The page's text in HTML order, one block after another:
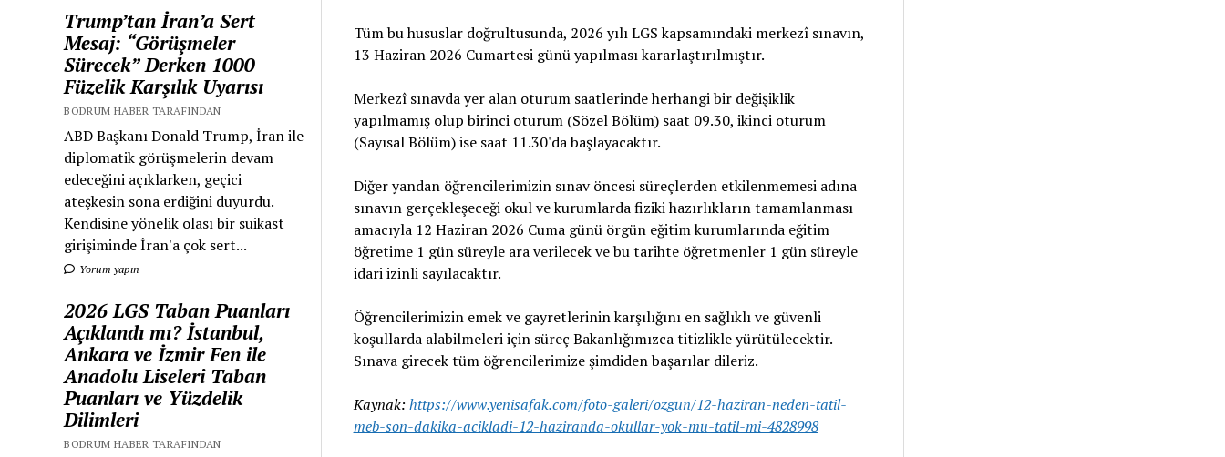
Trump’tan İran’a Sert
Mesaj: “Görüşmeler
Sürecek” Derken 1000
Füzelik Karşılık Uyarısı
BODRUM HABER TARAFINDAN
ABD Başkanı Donald Trump, İran ile
diplomatik görüşmelerin devam
edeceğini açıklarken, geçici
ateşkesin sona erdiğini duyurdu.
Kendisine yönelik olası bir suikast
girişiminde İran'a çok sert...
Yorum yapın
2026 LGS Taban Puanları
Açıklandı mı? İstanbul,
Ankara ve İzmir Fen ile
Anadolu Liseleri Taban
Puanları ve Yüzdelik
Dilimleri
BODRUM HABER TARAFINDAN
Tüm bu hususlar doğrultusunda, 2026 yılı LGS kapsamındaki merkezî sınavın,
13 Haziran 2026 Cumartesi günü yapılması kararlaştırılmıştır.
Merkezî sınavda yer alan oturum saatlerinde herhangi bir değişiklik
yapılmamış olup birinci oturum (Sözel Bölüm) saat 09.30, ikinci oturum
(Sayısal Bölüm) ise saat 11.30'da başlayacaktır.
Diğer yandan öğrencilerimizin sınav öncesi süreçlerden etkilenmemesi adına
sınavın gerçekleşeceği okul ve kurumlarda fiziki hazırlıkların tamamlanması
amacıyla 12 Haziran 2026 Cuma günü örgün eğitim kurumlarında eğitim
öğretime 1 gün süreyle ara verilecek ve bu tarihte öğretmenler 1 gün süreyle
idari izinli sayılacaktır.
Öğrencilerimizin emek ve gayretlerinin karşılığını en sağlıklı ve güvenli
koşullarda alabilmeleri için süreç Bakanlığımızca titizlikle yürütülecektir.
Sınava girecek tüm öğrencilerimize şimdiden başarılar dileriz.
Kaynak: https://www.yenisafak.com/foto-galeri/ozgun/12-haziran-neden-tatil-
meb-son-dakika-acikladi-12-haziranda-okullar-yok-mu-tatil-mi-4828998